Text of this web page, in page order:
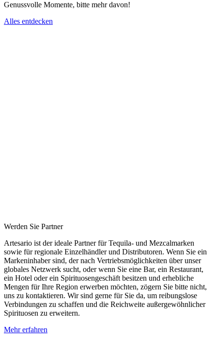
Genussvolle Momente, bitte mehr davon!
Alles entdecken
Werden Sie Partner
Artesario ist der ideale Partner für Tequila- und Mezcalmarken
sowie für regionale Einzelhändler und Distributoren. Wenn Sie ein
Markeninhaber sind, der nach Vertriebsmöglichkeiten über unser
globales Netzwerk sucht, oder wenn Sie eine Bar, ein Restaurant,
ein Hotel oder ein Spirituosengeschäft besitzen und erhebliche
Mengen für Ihre Region erwerben möchten, zögern Sie bitte nicht,
uns zu kontaktieren. Wir sind gerne für Sie da, um reibungslose
Verbindungen zu schaffen und die Reichweite außergewöhnlicher
Spirituosen zu erweitern.
Mehr erfahren